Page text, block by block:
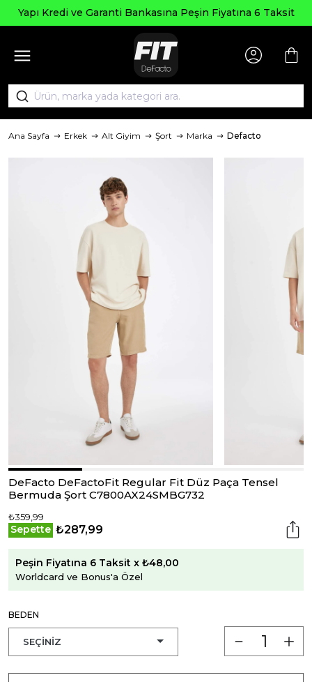
Yapı Kredi ve Garanti Bankasına Peşin Fiyatına 6 Taksit
Ana Sayfa Erkek Alt Giyim Şort Marka Defacto
DeFacto DeFactoFit Regular Fit Düz Paça Tensel
Bermuda Şort C7800AX24SMBG732
₺359,99
Sepette ₺287,99
Peşin Fiyatına 6 Taksit x ₺48,00
Worldcard ve Bonus'a Özel
BEDEN